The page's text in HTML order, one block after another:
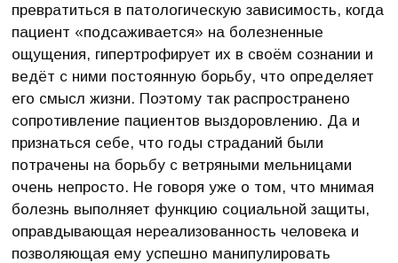
превратиться в патологическую зависимость, когда
пациент «подсаживается» на болезненные
ощущения, гипертрофирует их в своём сознании и
ведёт с ними постоянную борьбу, что определяет
его смысл жизни. Поэтому так распространено
сопротивление пациентов выздоровлению. Да и
признаться себе, что годы страданий были
потрачены на борьбу с ветряными мельницами
очень непросто. Не говоря уже о том, что мнимая
болезнь выполняет функцию социальной защиты,
оправдывающая нереализованность человека и
позволяющая ему успешно манипулировать